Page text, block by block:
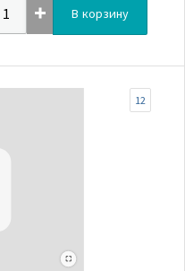
В корзину
12